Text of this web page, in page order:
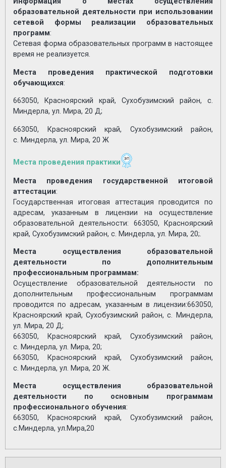
образовательной деятельности при использовании
сетевой формы реализации образовательных
программ:
​Сетевая форма образовательных программ в настоящее
время не реализуется.​​
Места проведения практической подготовки
обучающихся:
663050, Красноярский край, Сухобузимский район, с.
Миндерла, ул. Мира, 20 Д;
663050, Красноярский край, Сухобузимский район,
с. Миндерла, ул. Мира, 20 Ж
Места проведения практики
Места проведения государственной итоговой
аттестации:​
​Государственная итоговая аттестация проводится по
адресам, указанным в лицензии на осуществление
образовательной деятельности: 663050, Красноярский
край, Сухобузимский район, с. Миндерла, ул. Мира, 20;.​
Места осуществления образовательной
деятельности по дополнительным
профессиональным программам:
​Осуществление образовательной деятельности по
дополнительным профессиональным программам
проводится по адресам, указанным в лицензии:663050,
Красноярский край, Сухобузимский район, с. Миндерла,
ул. Мира, 20 Д;
663050, Красноярский край, Сухобузимский район,
с. Миндерла, ул. Мира, 20;
663050, Красноярский край, Сухобузимский район,
с. Миндерла, ул. Мира, 20 Ж.
Места осуществления образовательной
деятельности по основным программам
профессионального обучения:
663050, Красноярский край, Сухобузимский район,
с.Миндерла, ул.Мира,20